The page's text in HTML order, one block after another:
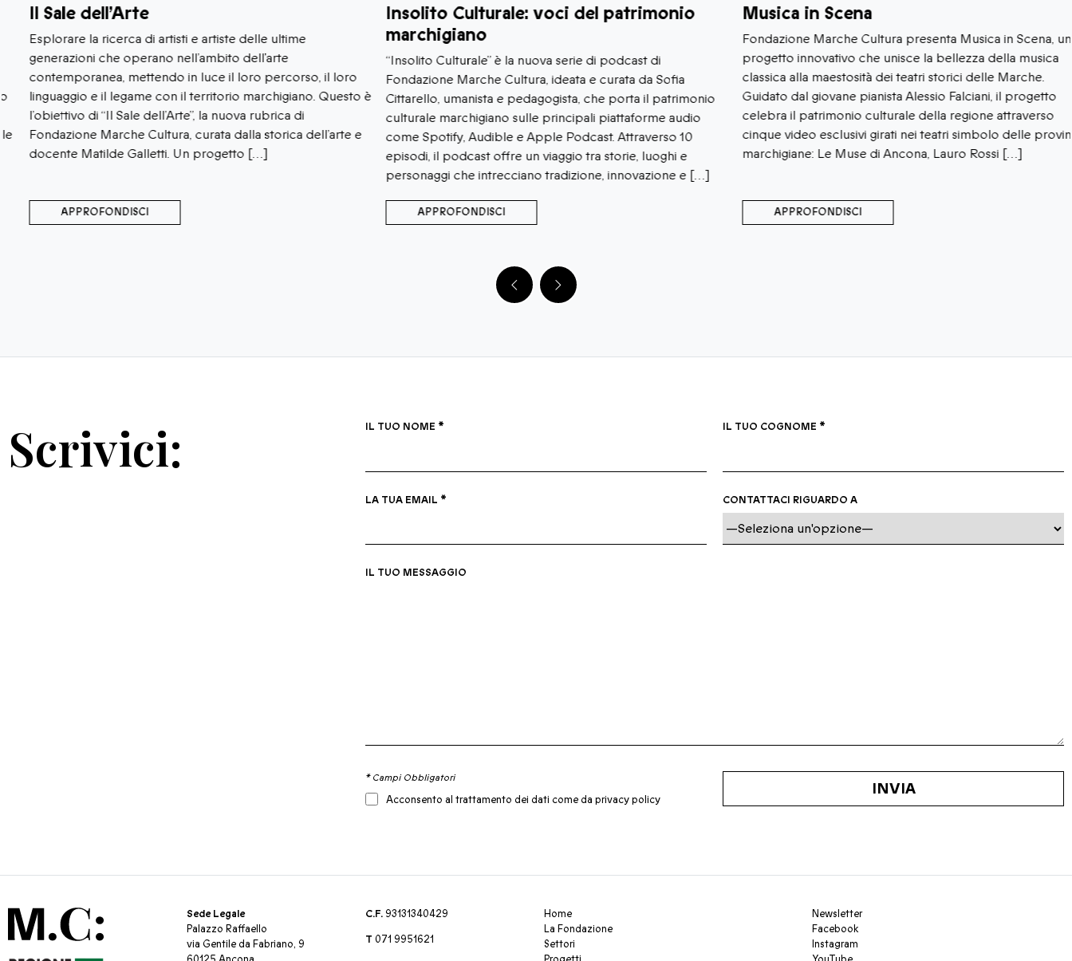
Il Sale dell’Arte
Esplorare la ricerca di artisti e artiste delle ultime
generazioni che operano nell’ambito dell’arte
contemporanea, mettendo in luce il loro percorso, il loro
linguaggio e il legame con il territorio marchigiano. Questo è
l’obiettivo di “Il Sale dell’Arte”, la nuova rubrica di
Fondazione Marche Cultura, curata dalla storica dell’arte e
docente Matilde Galletti. Un progetto […]
APPROFONDISCI
Insolito Culturale: voci del patrimonio
marchigiano
“Insolito Culturale” è la nuova serie di podcast di
Fondazione Marche Cultura, ideata e curata da Sofia
Cittarello, umanista e pedagogista, che porta il patrimonio
culturale marchigiano sulle principali piattaforme audio
come Spotify, Audible e Apple Podcast. Attraverso 10
episodi, il podcast offre un viaggio tra storie, luoghi e
personaggi che intrecciano tradizione, innovazione e […]
APPROFONDISCI
Musica in Scena
Fondazione Marche Cultura presenta Musica in Scena, un
progetto innovativo che unisce la bellezza della musica
classica alla maestosità dei teatri storici delle Marche.
Guidato dal giovane pianista Alessio Falciani, il progetto
celebra il patrimonio culturale della regione attraverso
cinque video esclusivi girati nei teatri simbolo delle province
marchigiane: Le Muse di Ancona, Lauro Rossi […]
APPROFONDISCI
Scrivici: IL TUO NOME * IL TUO COGNOME *
LA TUA EMAIL * CONTATTACI RIGUARDO A
IL TUO MESSAGGIO
* Campi Obbligatori
Acconsento al trattamento dei dati come da privacy policy
INVIA
Sede Legale
Palazzo Raffaello
via Gentile da Fabriano, 9
C.F.93131340429
T 071 9951621
Home
La Fondazione
Settori
Newsletter
Facebook
Instagram